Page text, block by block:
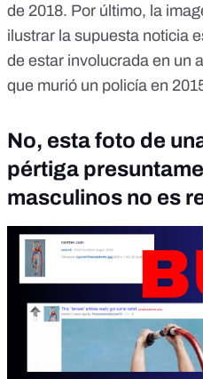
de 2018. Por último, la
ilustrar la supuesta noticia
de estar involucrada en un
que murió un policía en
No, esta foto de
pértiga
masculinos no es